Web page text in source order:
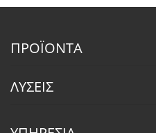
ΠΡΟΪΌΝΤΑ
ΛΎΣΕΙΣ